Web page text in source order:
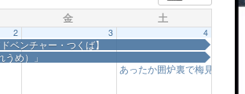
金 土
ベンチャー・つくば】
め）」
2 3 4
あったか囲炉裏で梅見